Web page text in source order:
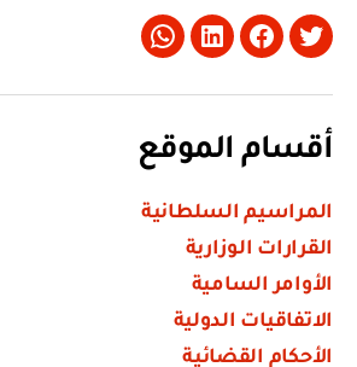
Twitter
Facebook
LinkedIn
Whatsapp
أقسام الموقع
المراسيم السلطانية
القرارات الوزارية
الأوامر السامية
الاتفاقيات الدولية
الأحكام القضائية